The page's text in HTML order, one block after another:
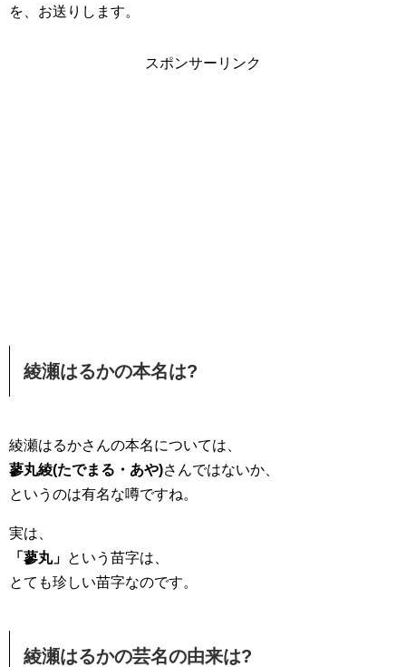
を、お送りします。
スポンサーリンク
綾瀬はるかの本名は?
綾瀬はるかさんの本名については、
蓼丸綾(たでまる・あや)さんではないか、
というのは有名な噂ですね。
実は、
「蓼丸」 という苗字は、
とても珍しい苗字なのです。
綾瀬はるかの芸名の由来は?